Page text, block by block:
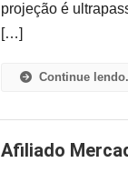
projeção é
[…]
Continue
Afiliado